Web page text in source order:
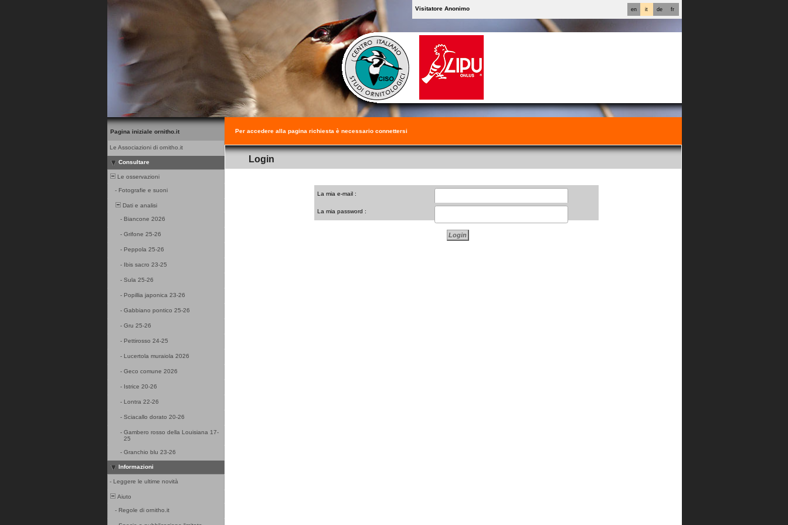
fr
de
it
en
Visitatore Anonimo
Pagina iniziale ornitho.it
Le Associazioni di ornitho.it
Consultare
Le osservazioni
- Fotografie e suoni
Dati e analisi
- Biancone 2026
- Grifone 25-26
- Peppola 25-26
- Ibis sacro 23-25
- Sula 25-26
- Popillia japonica 23-26
- Gabbiano pontico 25-26
- Gru 25-26
- Pettirosso 24-25
- Lucertola muraiola 2026
- Geco comune 2026
- Istrice 20-26
- Lontra 22-26
- Sciacallo dorato 20-26
- Gambero rosso della Louisiana 17-
25
- Granchio blu 23-26
Informazioni
- Leggere le ultime novità
Aiuto
- Regole di ornitho.it
Per accedere alla pagina richiesta è necessario connettersi
Login
La mia e-mail :
La mia password :